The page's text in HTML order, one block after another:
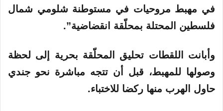
في مهبط مروحيات في مستوطنة شلومي شمال
فلسطين المحتلة بمحلّقة انقضاضية”.
وأبانت اللقطات تحليق المحلّقة بحرية إلى لحظة
وصولها للمهبط، قبل أن تتجه مباشرة نحو جندي
حاول الهرب منها ركضا للاختباء.